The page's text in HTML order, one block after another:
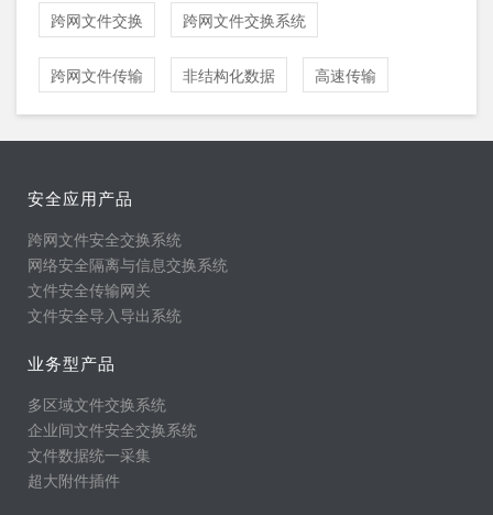
跨网文件交换 跨网文件交换系统
跨网文件传输 非结构化数据 高速传输
安全应用产品
跨网文件安全交换系统
网络安全隔离与信息交换系统
文件安全传输网关
文件安全导入导出系统
业务型产品
多区域文件交换系统
企业间文件安全交换系统
文件数据统一采集
超大附件插件